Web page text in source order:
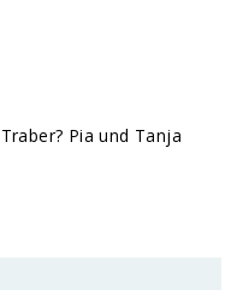
Pia und Tanja